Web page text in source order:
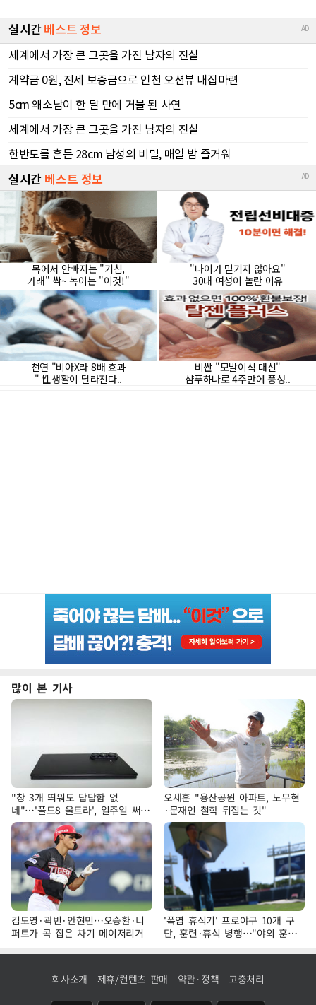
많이 본 기사
"창 3개 띄워도 답답함 없
네"…'폴드8 울트라', 일주일 써보
니
오세훈 "용산공원 아파트, 노무현
·문재인 철학 뒤집는 것"
김도영·곽빈·안현민…오승환·니
퍼트가 콕 집은 차기 메이저리거
'폭염 휴식기' 프로야구 10개 구
단, 훈련·휴식 병행…"야외 훈련
해도 안전 최우선"
회사소개 제휴/컨텐츠 판매 약관·정책 고충처리